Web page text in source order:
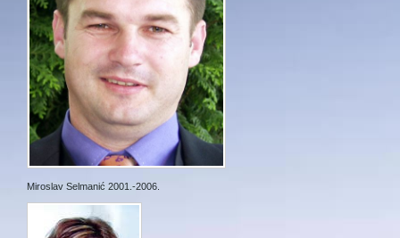
Miroslav Selmanić 2001.-2006.